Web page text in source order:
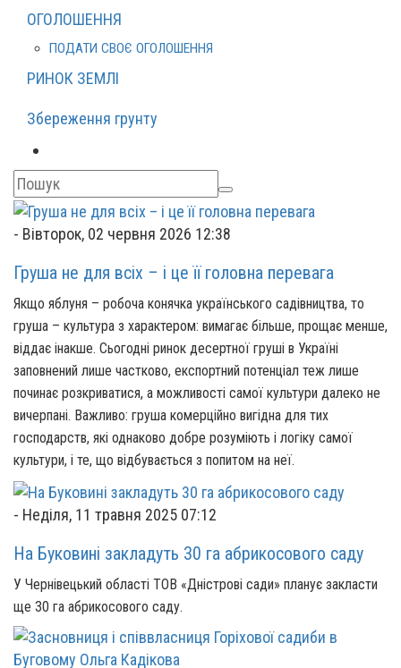
ОГОЛОШЕННЯ
ПОДАТИ СВОЄ ОГОЛОШЕННЯ
РИНОК ЗЕМЛІ
Збереження грунту
- Вівторок, 02 червня 2026 12:38
Груша не для всіх – і це її головна перевага
Якщо яблуня – робоча конячка українського садівництва, то
груша – культура з характером: вимагає більше, прощає менше,
віддає інакше. Сьогодні ринок десертної груші в Україні
заповнений лише частково, експортний потенціал теж лише
починає розкриватися, а можливості самої культури далеко не
вичерпані. Важливо: груша комерційно вигідна для тих
господарств, які однаково добре розуміють і логіку самої
культури, і те, що відбувається з попитом на неї.
- Неділя, 11 травня 2025 07:12
На Буковині закладуть 30 га абрикосового саду
У Чернівецький області ТОВ «Дністрові сади» планує закласти
ще 30 га абрикосового саду.